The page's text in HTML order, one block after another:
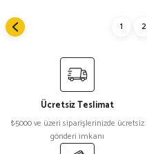
1 2
Ücretsiz Teslimat
₺5000 ve üzeri siparişlerinizde ücretsiz
gönderi imkanı